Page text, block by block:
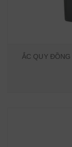
ẮC QUY